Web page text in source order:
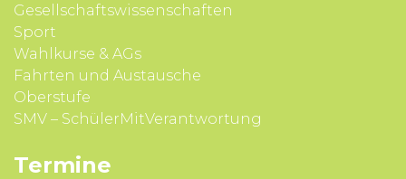
Gesell­schafts­wissen­schaften
Sport
Wahl­kurse & AGs
Fahrten und Aus­tausche
Ober­stufe
SMV – SchülerMitVerantwortung
Termine